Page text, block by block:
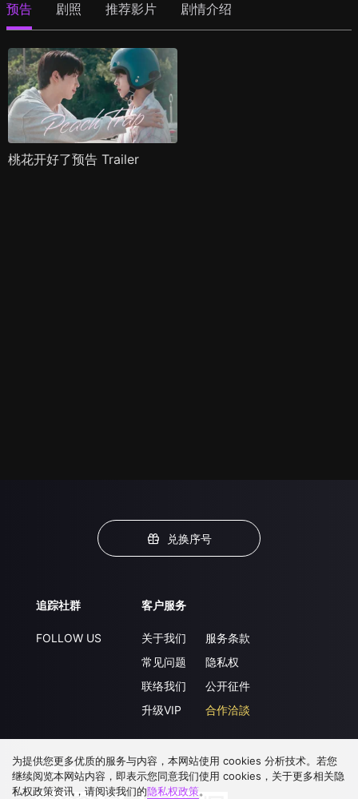
预告 剧照 推荐影片 剧情介绍
桃花开好了预告 Trailer
兑换序号
追踪社群
FOLLOW US
客户服务
关于我们
常见问题
联络我们
升级VIP
服务条款
隐私权
公开征件
合作洽談
下载 APP
为提供您更多优质的服务与内容，本网站使用 cookies 分析技术。若您
继续阅览本网站内容，即表示您同意我们使用 cookies，关于更多相关隐
私权政策资讯，请阅读我们的隐私权政策。